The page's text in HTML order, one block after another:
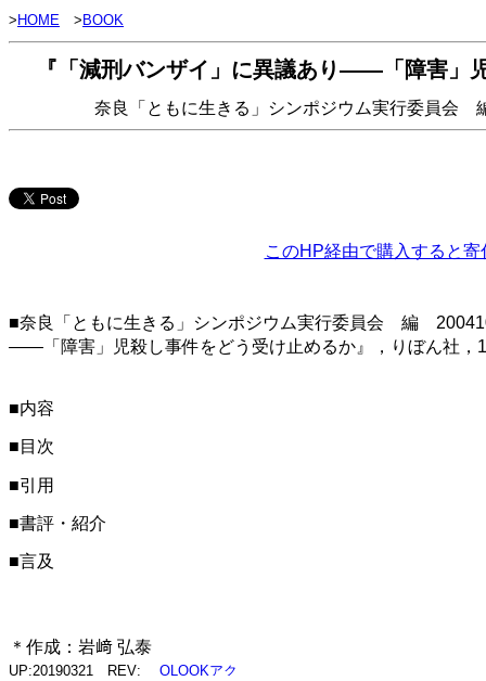
> HOME > BOOK
『「減刑バンザイ」に異議あり――「障害」
奈良「ともに生きる」シンポジウム実行委員
このHP経由で購入すると寄
■奈良「ともに生きる」シンポジウム実行委員会 編
――「障害」児殺し事件をどう受け止めるか』，りぼん社
■内容
■目次
■引用
■書評・紹介
■言及
＊作成：岩﨑 弘泰
UP:20190321 REV: